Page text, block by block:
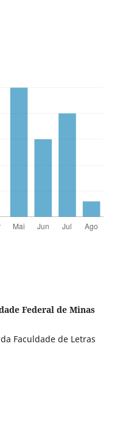
Federal de Minas
Faculdade de Letras